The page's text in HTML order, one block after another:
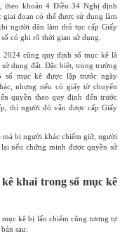
theo khoản 4 Điều 34 Nghị định
giai đoạn có thể được sử dụng làm
người dân làm thủ tục cấp Giấy
có ghi rõ thời gian sử dụng.
cũng quy định sổ mục kê là
dụng đất. Đặc biệt, trong trường
sổ mục kê được lập trước ngày
nhưng nếu có giấy tờ chuyển
quyền theo quy định đến trước
thì người đó vẫn được cấp Giấy
mà bị người khác chiếm giữ, người
nếu chứng minh được quyền sử
khai trong sổ mục kê
kê bị lấn chiếm cũng tương tự
sau: